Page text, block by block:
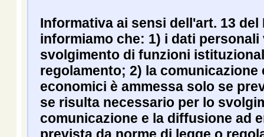
Informativa ai sensi dell'art. 13
informiamo che: 1) i dati
svolgimento di funzioni
regolamento; 2) la
economici è ammessa solo se
se risulta necessario per lo
comunicazione e la diffusione ad